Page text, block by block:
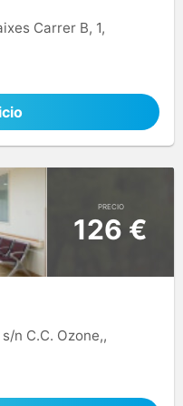
Carrer B, 1,
PRECIO
126 €
n C.C. Ozone,,